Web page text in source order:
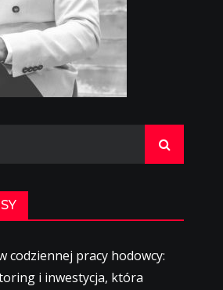
codziennej pracy hodowcy:
i inwestycja, która